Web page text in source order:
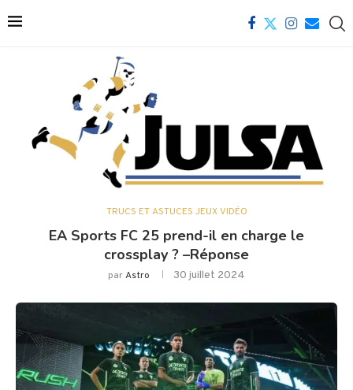
TRUCS ET ASTUCES JEUX VIDÉO
EA Sports FC 25 prend-il en charge le
crossplay ? –Réponse
parAstro 30 juillet 2024